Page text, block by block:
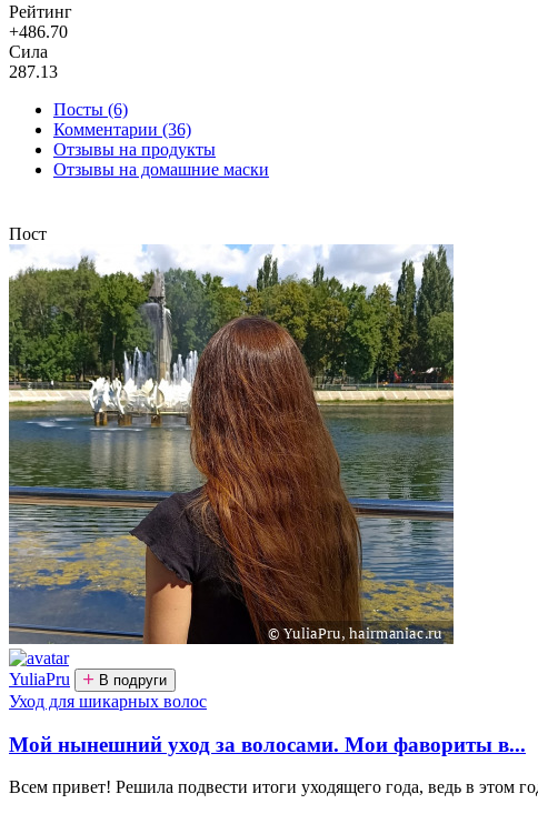
Рейтинг
+486.70
Сила
287.13
Посты (6)
Комментарии (36)
Отзывы на продукты
Отзывы на домашние маски
Пост
YuliaPru В подруги
Уход для шикарных волос
Мой нынешний уход за волосами. Мои фавориты в...
Всем привет! Решила подвести итоги уходящего года, ведь в этом